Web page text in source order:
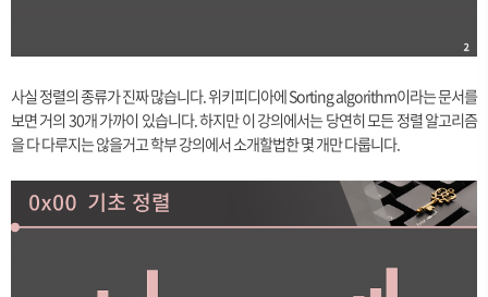
사실 정렬의 종류가 진짜 많습니다. 위키피디아에 Sorting algorithm이라는 문서를
보면 거의 30개 가까이 있습니다. 하지만 이 강의에서는 당연히 모든 정렬 알고리즘
을 다 다루지는 않을거고 학부 강의에서 소개할법한 몇 개만 다룹니다.